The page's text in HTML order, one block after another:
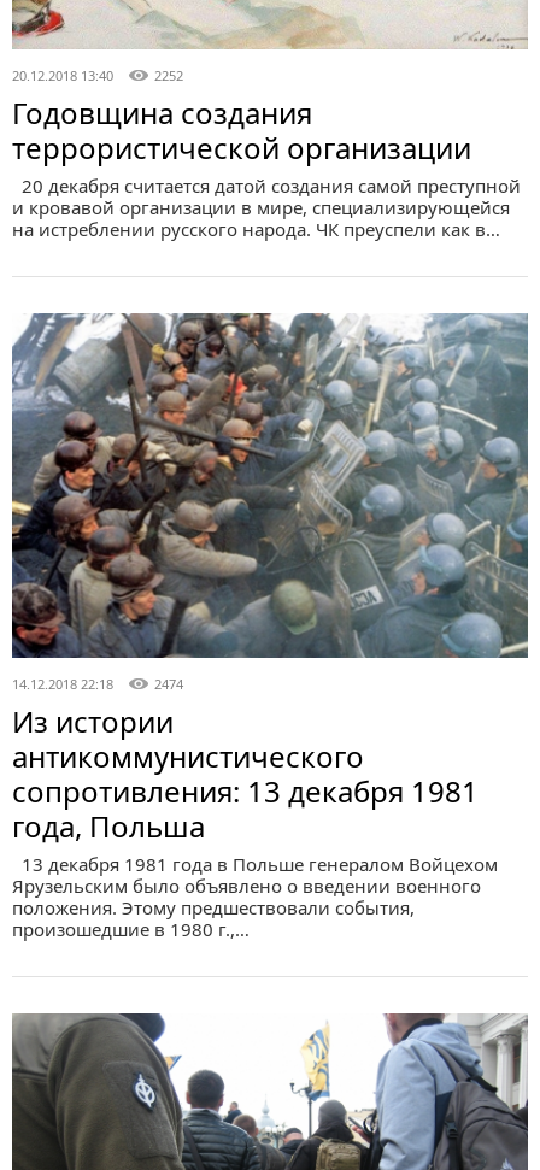
20.12.2018 13:40 2252
Годовщина создания
террористической организации
20 декабря считается датой создания самой преступной
и кровавой организации в мире, специализирующейся
на истреблении русского народа. ЧК преуспели как в…
14.12.2018 22:18 2474
Из истории
антикоммунистического
сопротивления: 13 декабря 1981
года, Польша
13 декабря 1981 года в Польше генералом Войцехом
Ярузельским было объявлено о введении военного
положения. Этому предшествовали события,
произошедшие в 1980 г.,…